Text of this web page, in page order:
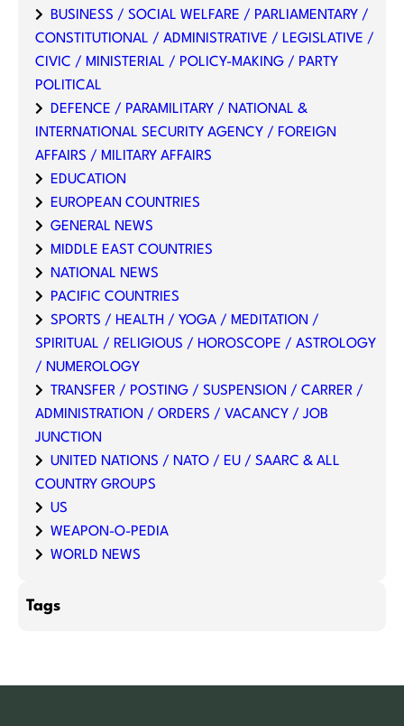
BUSINESS / SOCIAL WELFARE / PARLIAMENTARY /
CONSTITUTIONAL / ADMINISTRATIVE / LEGISLATIVE /
CIVIC / MINISTERIAL / POLICY-MAKING / PARTY
POLITICAL
DEFENCE / PARAMILITARY / NATIONAL &
INTERNATIONAL SECURITY AGENCY / FOREIGN
AFFAIRS / MILITARY AFFAIRS
EDUCATION
EUROPEAN COUNTRIES
GENERAL NEWS
MIDDLE EAST COUNTRIES
NATIONAL NEWS
PACIFIC COUNTRIES
SPORTS / HEALTH / YOGA / MEDITATION /
SPIRITUAL / RELIGIOUS / HOROSCOPE / ASTROLOGY
/ NUMEROLOGY
TRANSFER / POSTING / SUSPENSION / CARRER /
ADMINISTRATION / ORDERS / VACANCY / JOB
JUNCTION
UNITED NATIONS / NATO / EU / SAARC & ALL
COUNTRY GROUPS
US
WEAPON-O-PEDIA
WORLD NEWS
Tags